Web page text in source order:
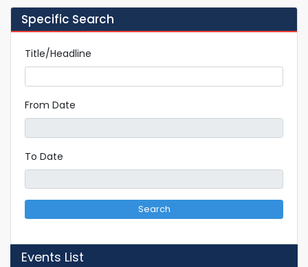
Specific Search
Title/Headline
From Date
To Date
Search
Events List